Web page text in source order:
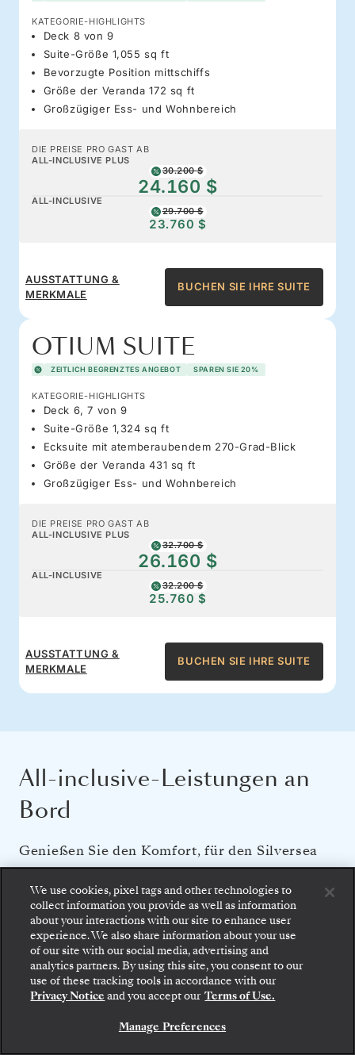
KATEGORIE-HIGHLIGHTS
Deck 8 von 9
Suite-Größe 1,055 sq ft
Bevorzugte Position mittschiffs
Größe der Veranda 172 sq ft
Großzügiger Ess- und Wohnbereich
DIE PREISE PRO GAST AB
ALL-INCLUSIVE PLUS
30.200 $
24.160 $
ALL-INCLUSIVE
29.700 $
23.760 $
AUSSTATTUNG &
MERKMALE
BUCHEN SIE IHRE SUITE
OTIUM SUITE
ZEITLICH BEGRENZTES ANGEBOT SPAREN SIE 20%
KATEGORIE-HIGHLIGHTS
Deck 6, 7 von 9
Suite-Größe 1,324 sq ft
Ecksuite mit atemberaubendem 270-Grad-Blick
Größe der Veranda 431 sq ft
Großzügiger Ess- und Wohnbereich
DIE PREISE PRO GAST AB
ALL-INCLUSIVE PLUS
32.700 $
26.160 $
ALL-INCLUSIVE
32.200 $
25.760 $
AUSSTATTUNG &
MERKMALE
BUCHEN SIE IHRE SUITE
All-inclusive-Leistungen an
Bord
Genießen Sie den Komfort, für den Silversea
bekannt ist: Gourmetspeisen rund um die Uhr,
Butlerservice, erstklassige Unterhaltung und
Premiumgetränke.
MITARBEITER UND DIENSTLEISTUNGEN
Persönlicher Butlerservice für alle Suiten
Fast ein Crewmitglied pro Gast
24-Stunden Room-Service
Gehen Sie an Bord: Wählen Sie Ihre Suite und
prüfen Sie die Preise und Inklusivleistungen, bevor
Sie Ihre Silversea-Reise sicher bestätigen.
BUCHEN SIE IHRE SUITE
We use cookies, pixel tags and other technologies to
collect information you provide as well as information
about your interactions with our site to enhance user
experience. We also share information about your use
of our site with our social media, advertising and
analytics partners. By using this site, you consent to our
use of these tracking tools in accordance with our
Privacy Notice and you accept our Terms of Use.
Manage Preferences